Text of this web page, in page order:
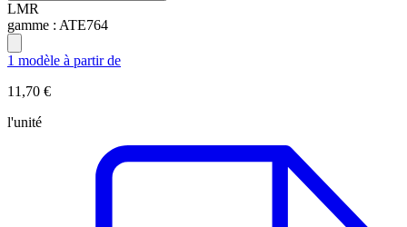
LMR
gamme : ATE764
1 modèle à partir de
11,70 €
l'unité